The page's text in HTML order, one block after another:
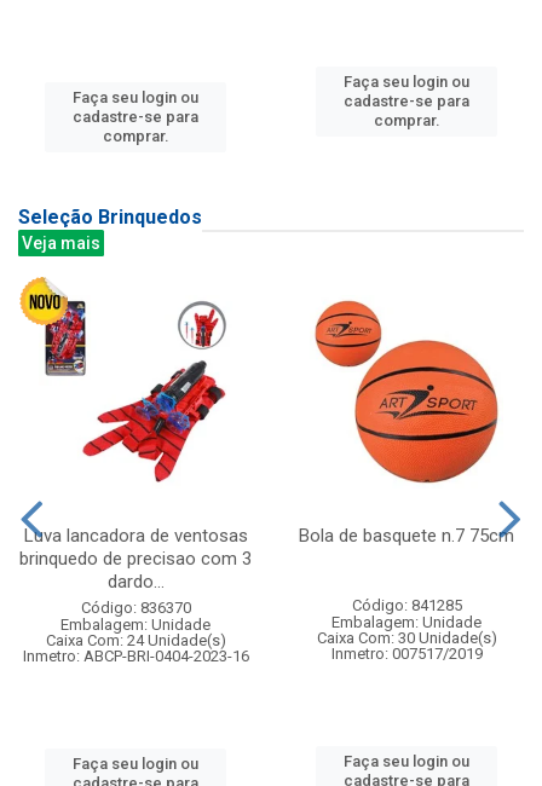
Faça seu login ou
cadastre-se para
comprar.
Faça seu login ou
cadastre-se para
comprar.
Seleção Brinquedos
Veja mais
Luva lancadora de ventosas
brinquedo de precisao com 3
dardo...
Código: 836370
Embalagem: Unidade
Caixa Com: 24 Unidade(s)
Inmetro: ABCP-BRI-0404-2023-16
Faça seu login ou
Bola de basquete n.7 75cm
Código: 841285
Embalagem: Unidade
Caixa Com: 30 Unidade(s)
Inmetro: 007517/2019
Faça seu login ou
cadastre-se para